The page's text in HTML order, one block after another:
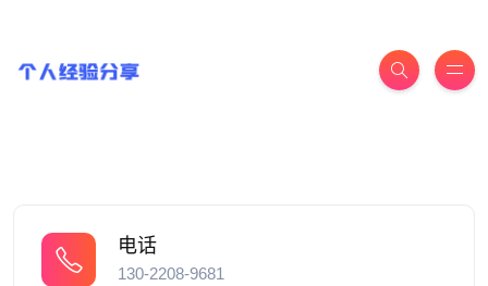
电话
130-2208-9681